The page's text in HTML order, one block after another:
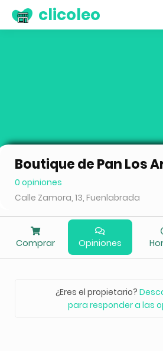
clicoleo
Boutique de Pan Los
0 opiniones
Calle Zamora, 13, Fuenlabrada
Comprar Opiniones
¿Eres el propietario?
para responder a las